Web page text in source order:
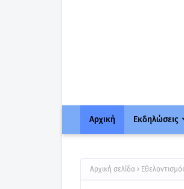
Αρχική Εκδηλώσεις
Αρχική σελίδα